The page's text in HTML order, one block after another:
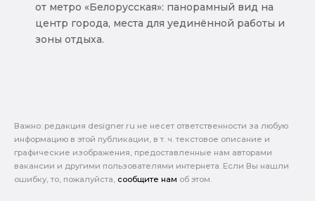
от метро «Белорусская»: панорамный вид на
центр города, места для уединённой работы и
зоны отдыха.
Важно: pедакция designer.ru не несет ответственности за любую
информацию в этой публикации, в т. ч. текстовое описание и
графические изображения, предоставленные нам авторами
вакансии и другими пользователями интернета. Если Вы нашли
ошибку, то, пожалуйста, сообщите нам об этом.